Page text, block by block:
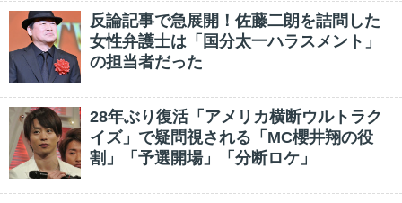
反論記事で急展開！佐藤二朗を詰問した
女性弁護士は「国分太一ハラスメント」
の担当者だった
28年ぶり復活「アメリカ横断ウルトラク
イズ」で疑問視される「MC櫻井翔の役
割」「予選開場」「分断ロケ」